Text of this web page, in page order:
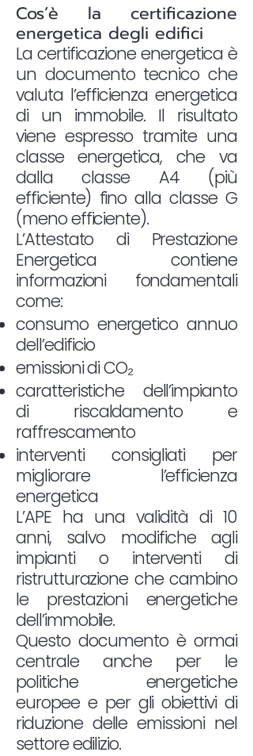
Cos’è la certificazione
energetica degli edifici
La certificazione energetica è
un documento tecnico che
valuta l’efficienza energetica
di un immobile. Il risultato
viene espresso tramite una
classe energetica, che va
dalla classe A4 (più
efficiente) fino alla classe G
(meno efficiente).
L’Attestato di Prestazione
Energetica contiene
informazioni fondamentali
come:
consumo energetico annuo
dell’edificio
emissioni di CO₂
caratteristiche dell’impianto
di riscaldamento e
raffrescamento
interventi consigliati per
migliorare l’efficienza
energetica
L’APE ha una validità di 10
anni, salvo modifiche agli
impianti o interventi di
ristrutturazione che cambino
le prestazioni energetiche
dell’immobile.
Questo documento è ormai
centrale anche per le
politiche energetiche
europee e per gli obiettivi di
riduzione delle emissioni nel
settore edilizio.